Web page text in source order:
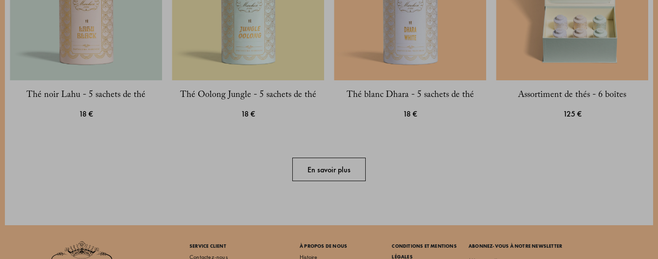
Thé noir Lahu - 5 sachets de thé
18 €
Thé Oolong Jungle - 5 sachets de thé
18 €
Thé blanc Dhara - 5 sachets de thé
18 €
Assortiment de thés - 6 boîtes
125 €
En savoir plus
ABONNEZ-VOUS À NOTRE NEWSLETTER
SERVICE CLIENT
Contactez-nous
À PROPOS DE NOUS
Histoire
CONDITIONS ET MENTIONS
LÉGALES